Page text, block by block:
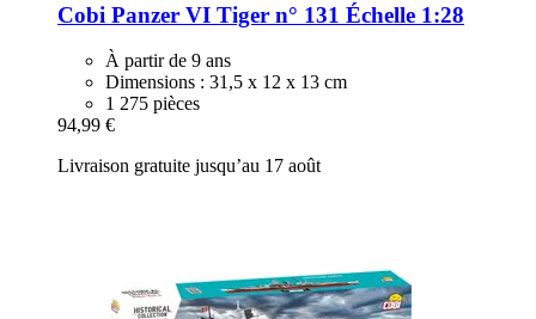
Cobi Panzer VI Tiger n° 131 Échelle 1:28
À partir de 9 ans
Dimensions : 31,5 x 12 x 13 cm
1 275 pièces
94,99 €
Livraison gratuite jusqu’au 17 août